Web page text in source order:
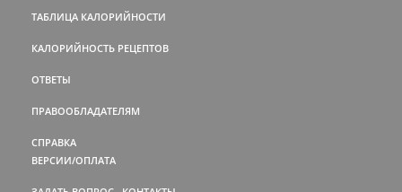
ТАБЛИЦА КАЛОРИЙНОСТИ
КАЛОРИЙНОСТЬ РЕЦЕПТОВ
ОТВЕТЫ
ПРАВООБЛАДАТЕЛЯМ
СПРАВКА
ВЕРСИИ/ОПЛАТА